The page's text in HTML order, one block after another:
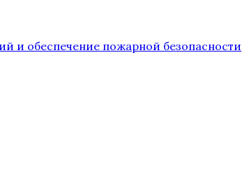
и обеспечение пожарной безопасности